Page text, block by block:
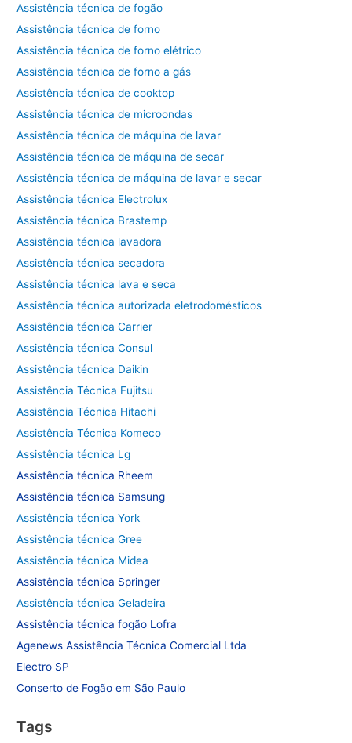
Assistência técnica de fogão
Assistência técnica de forno
Assistência técnica de forno elétrico
Assistência técnica de forno a gás
Assistência técnica de cooktop
Assistência técnica de microondas
Assistência técnica de máquina de lavar
Assistência técnica de máquina de secar
Assistência técnica de máquina de lavar e secar
Assistência técnica Electrolux
Assistência técnica Brastemp
Assistência técnica lavadora
Assistência técnica secadora
Assistência técnica lava e seca
Assistência técnica autorizada eletrodomésticos
Assistência técnica Carrier
Assistência técnica Consul
Assistência técnica Daikin
Assistência Técnica Fujitsu
Assistência Técnica Hitachi
Assistência Técnica Komeco
Assistência técnica Lg
Assistência técnica Rheem
Assistência técnica Samsung
Assistência técnica York
Assistência técnica Gree
Assistência técnica Midea
Assistência técnica Springer
Assistência técnica Geladeira
Assistência técnica fogão Lofra
Agenews Assistência Técnica Comercial Ltda
Electro SP
Conserto de Fogão em São Paulo
Tags